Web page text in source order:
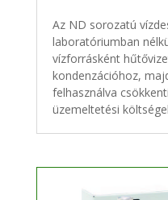
Az ND sorozatú
laboratóriumban
vízforrásként
kondenzációhoz,
felhasználva
üzemeltetési